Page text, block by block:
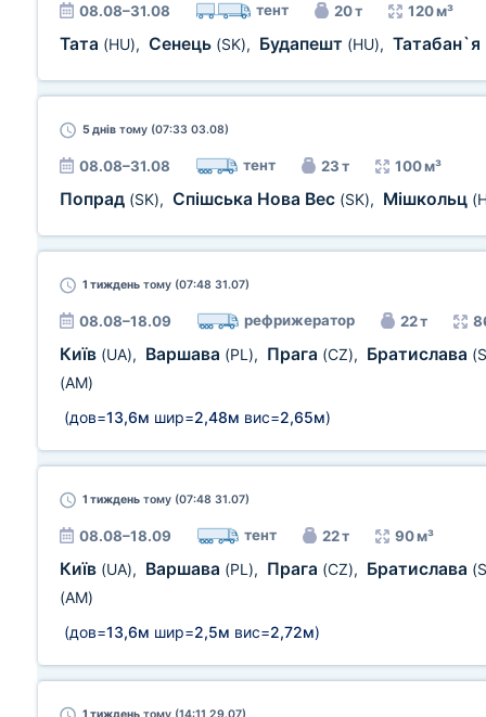
08.08–31.08 тент 20 т 120 м³
Тата (HU), Сенець (SK), Будапешт (HU), Татабан`я
5 днів тому (07:33 03.08)
08.08–31.08 тент 23 т 100 м³
Попрад (SK), Спішська Нова Вес (SK), Мішкольц
1 тиждень тому (07:48 31.07)
08.08–18.09 рефрижератор 22 т
Київ (UA), Варшава (PL), Прага (CZ), Братислава
(AM)
(дов=13,6м шир=2,48м вис=2,65м)
1 тиждень тому (07:48 31.07)
08.08–18.09 тент 22 т 90 м³
Київ (UA), Варшава (PL), Прага (CZ), Братислава
(AM)
(дов=13,6м шир=2,5м вис=2,72м)